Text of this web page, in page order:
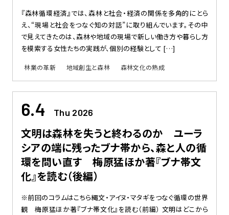
『森林循環経済』では、森林と社会・経済の関係を多角的にとら
え、“現場と社会をつなぐ知の対話”に取り組んでいます。その中
で見えてきたのは、森林や地域の現場で新しい働き方や暮らし方
を模索する女性たちの実践が、個別の経験として […]
林業の革新 地域創生と森林 森林文化の熟成
6.4 Thu 2026
文明は森林を失うと終わるのか ユーラ
シアの端に残ったブナ帯から、森と人の循
環を問い直す 梅原猛ほか著『ブナ帯文
化』を読む（後編）
※前回のコラムはこちら縄文・アイヌ・マタギをつなぐ循環の世界
観 梅原猛ほか著『ブナ帯文化』を読む（前編） 文明はどこから